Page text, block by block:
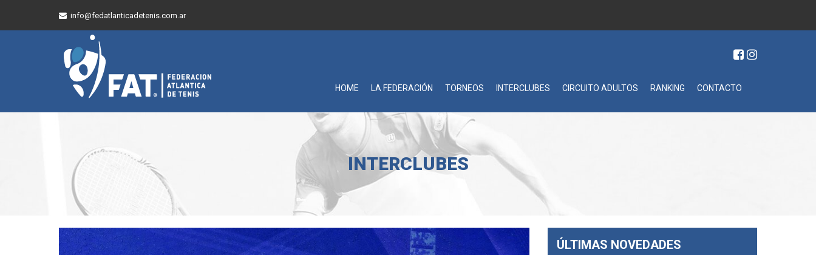
info@fedatlanticadetenis.com.ar
HOME LA FEDERACIÓN TORNEOS INTERCLUBES CIRCUITO ADULTOS RANKING CONTACTO
INTERCLUBES
ÚLTIMAS NOVEDADES